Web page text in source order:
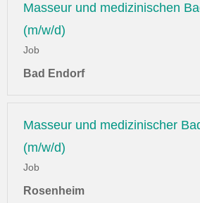
Masseur und medizinischen
(m/w/d)
Job
Bad Endorf
Masseur und medizinischer
(m/w/d)
Job
Rosenheim